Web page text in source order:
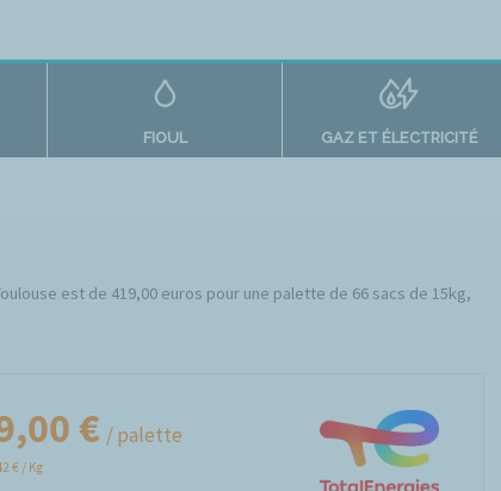
FIOUL GAZ ET ÉLECTRICITÉ
est de 419,00 euros pour une palette de 66 sacs de 15kg,
€ / palette
€ / Kg